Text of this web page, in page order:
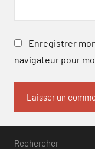
Enregistrer
navigateur pour
Rechercher